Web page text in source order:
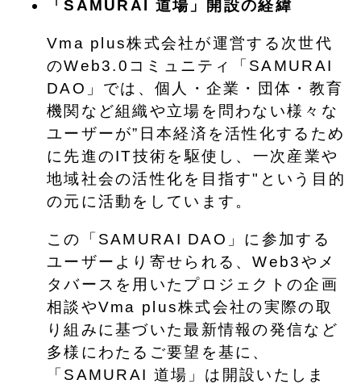
「SAMURAI 道場」開設の経緯
Vma plus株式会社が運営する次世代
のWeb3.0コミュニティ「SAMURAI
DAO」では、個人・企業・団体・教育
機関など組織や立場を問わない様々な
ユーザーが”日本経済を活性化するため
に先進のIT技術を駆使し、一次産業や
地域社会の活性化を目指す"という目的
の元に活動をしています。
この「SAMURAI DAO」に参加する
ユーザーより寄せられる、Web3やメ
タバースを用いたプロジェクトの企画
相談やVma plus株式会社の実際の取
り組みに基づいた最新情報の発信など
多様にわたるご要望を基に、
「SAMURAI 道場」は開設いたしま